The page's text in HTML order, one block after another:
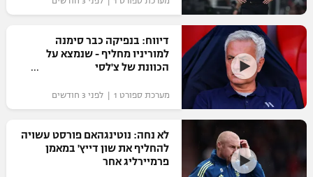
גביע הטוטו
ליגיונרים
גביע המדינה
נבחרת ישראל
ליגת האלופות
ליגה אירופית
ליגה אנגלית
ליגה גרמנית
ליגה ספרדית
כדורסל ישראלי
ליגת ווינר סל
ליגה לאומית
כדורסל נשים
כדורסל עולמי
יורוליג
ענפים נוספים
דיווח: בנפיקה כבר סימנה
למוריניו מחליף - שנמצא על
הכוונת של צ'לסי
מערכת ספורט 1 | לפני 3 חודשים
לא נחה: נוטינגהאם פורסט עשויה
להחליף את שון דייץ' במאמן
פרמיירליג אחר